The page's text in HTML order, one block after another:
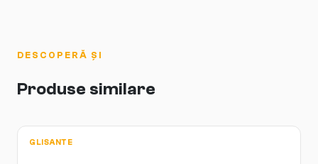
DESCOPERĂ ȘI
Produse similare
GLISANTE